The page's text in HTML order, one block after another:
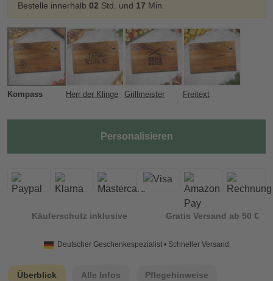
Bestelle innerhalb 02 Std. und 17 Min.
Kompass Herr der Klinge Grillmeister Freitext
Personalisieren
Käuferschutz inklusive Gratis Versand ab 50 €
Deutscher Geschenkespezialist • Schneller Versand
Überblick Alle Infos Pflegehinweise